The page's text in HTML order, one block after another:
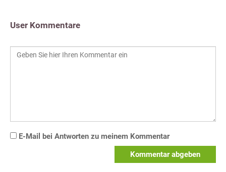
User Kommentare
E-Mail bei Antworten zu meinem Kommentar
Kommentar abgeben